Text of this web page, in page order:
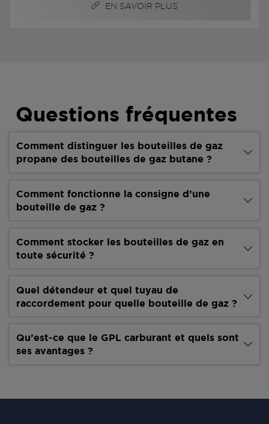
EN SAVOIR PLUS
Questions fréquentes
Comment distinguer les bouteilles de gaz
propane des bouteilles de gaz butane ?
Comment fonctionne la consigne d’une
bouteille de gaz ?
Comment stocker les bouteilles de gaz en
toute sécurité ?
Quel détendeur et quel tuyau de
raccordement pour quelle bouteille de gaz ?
Qu’est-ce que le GPL carburant et quels sont
ses avantages ?